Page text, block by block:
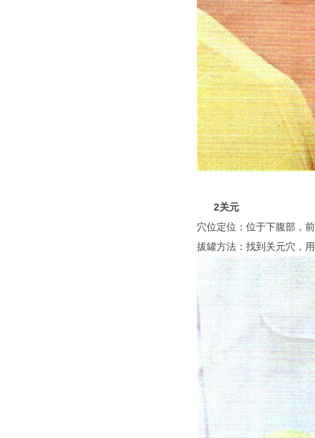
2关元
穴位定位：位于下腹部，
拔罐方法：找到关元穴，